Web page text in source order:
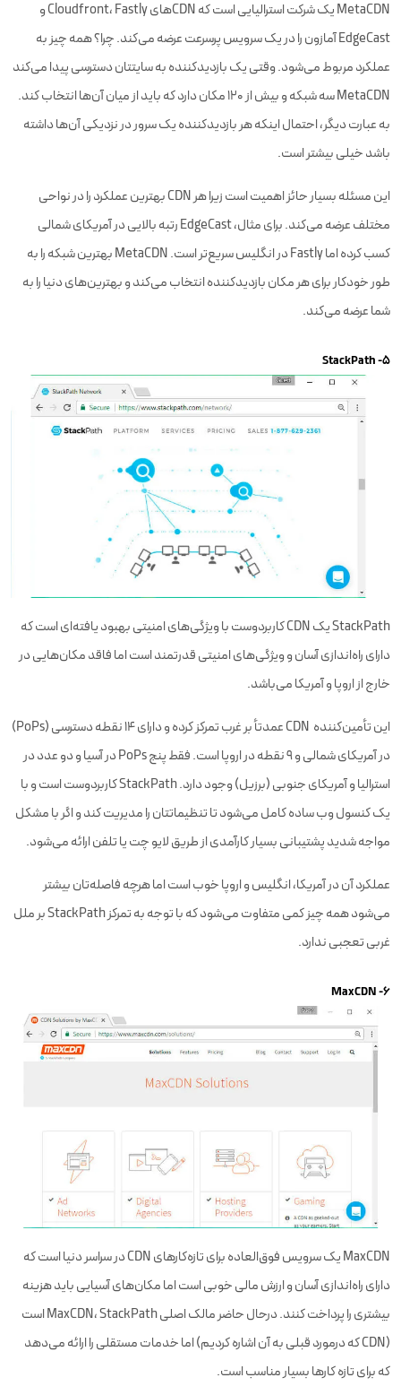
MetaCDN یک شرکت استرالیایی است که CDNهای Cloudfront، Fastly و
EdgeCast آمازون را در یک سرویس پرسرعت عرضه می‌کند. چرا؟ همه چیز به
عملکرد مربوط می‌شود. وقتی یک بازدیدکننده به سایتتان دسترسی پیدا می‌کند
MetaCDN سه شبکه و بیش از 120 مکان دارد که باید از میان آن‌ها انتخاب کند.
به عبارت دیگر، احتمال اینکه هر بازدیدکننده یک سرور در نزدیکی آن‌ها داشته
باشد خیلی بیشتر است.
این مسئله بسیار حائز اهمیت است زیرا هر CDN بهترین عملکرد را در نواحی
مختلف عرضه می‌کند. برای مثال، EdgeCast رتبه بالایی در آمریکای شمالی
کسب کرده اما Fastly در انگلیس سریع‌تر است. MetaCDN بهترین شبکه را به
طور خودکار برای هر مکان بازدیدکننده انتخاب می‌کند و بهترین‌های دنیا را به
شما عرضه می‌کند.
۵- StackPath
StackPath یک CDN کاربردوست با ویژگی‌های امنیتی بهبود یافته‌ای است که
دارای راه‌اندازی آسان و ویژگی‌های امنیتی قدرتمند است اما فاقد مکان‌هایی در
خارج از اروپا و آمریکا می‌باشد.
این تأمین‌کننده CDN عمدتأ بر غرب تمرکز کرده و دارای 14 نقطه دسترسی (PoPs)
در آمریکای شمالی و 9 نقطه در اروپا است. فقط پنج PoPs در آسیا و دو عدد در
استرالیا و آمریکای جنوبی (برزیل) وجود دارد. StackPath کاربردوست است و با
یک کنسول وب ساده کامل می‌شود تا تنظیماتتان را مدیریت کند و اگر با مشکل
مواجه شدید پشتیبانی بسیار کارآمدی از طریق لایو چت یا تلفن ارائه می‌شود.
عملکرد آن در آمریکا، انگلیس و اروپا خوب است اما هرچه فاصله‌تان بیشتر
می‌شود همه چیز کمی متفاوت می‌شود که با توجه به تمرکز StackPath بر ملل
غربی تعجبی ندارد.
۶- MaxCDN
MaxCDN یک سرویس فوق‌العاده برای تازه‌کارهای CDN در سراسر دنیا است که
دارای راه‌اندازی آسان و ارزش مالی خوبی است اما مکان‌های آسیایی باید هزینه
بیشتری را پرداخت کنند. درحال حاضر مالک اصلی MaxCDN، StackPath است
(CDN که درمورد قبلی به آن اشاره کردیم) اما خدمات مستقلی را ارائه می‌دهد
که برای تازه کارها بسیار مناسب است.